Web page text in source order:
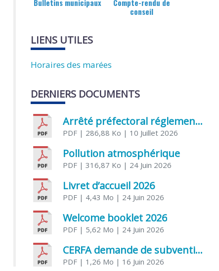
Bulletins municipaux
Compte-rendu de
conseil
LIENS UTILES
Horaires des marées
DERNIERS DOCUMENTS
Arrêté préfectoral réglementant l’usage de l’eau
PDF | 286,88 Ko | 10 Juillet 2026
Pollution atmosphérique
PDF | 316,87 Ko | 24 Juin 2026
Livret d’accueil 2026
PDF | 4,43 Mo | 24 Juin 2026
Welcome booklet 2026
PDF | 5,62 Mo | 24 Juin 2026
CERFA demande de subvention association
PDF | 1,26 Mo | 16 Juin 2026